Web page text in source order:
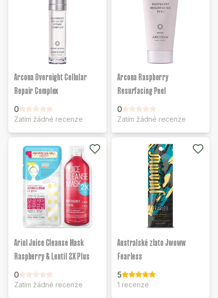
Arcona Overnight Cellular
Repair Complex
0
Zatím žádné recenze
Arcona Raspberry
Resurfacing Peel
0
Zatím žádné recenze
Ariul Juice Cleanse Mask
Raspberry & Lentil 2X Plus
0
Zatím žádné recenze
Australské zlato Jwoww
Fearless
5
1 recenze